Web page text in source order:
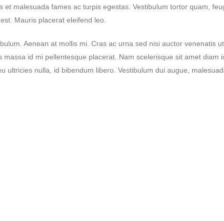
malesuada fames ac turpis egestas. Vestibulum tortor quam,
Mauris placerat eleifend leo.
Aenean at mollis mi. Cras ac urna sed nisi auctor venenatis
id mi pellentesque placerat. Nam scelerisque sit amet
ultricies nulla, id bibendum libero. Vestibulum dui augue,